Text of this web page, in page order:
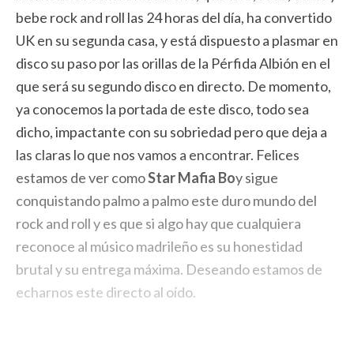
bebe rock and roll las 24 horas del día, ha convertido
UK en su segunda casa, y está dispuesto a plasmar en
disco su paso por las orillas de la Pérfida Albión en el
que será su segundo disco en directo. De momento,
ya conocemos la portada de este disco, todo sea
dicho, impactante con su sobriedad pero que deja a
las claras lo que nos vamos a encontrar. Felices
estamos de ver comoStar Mafia Boy sigue
conquistando palmo a palmo este duro mundo del
rock and roll y es que si algo hay que cualquiera
reconoce al músico madrileño es su honestidad
brutal y su entrega máxima. Deseando estamos de
echarnos este directo al oído.